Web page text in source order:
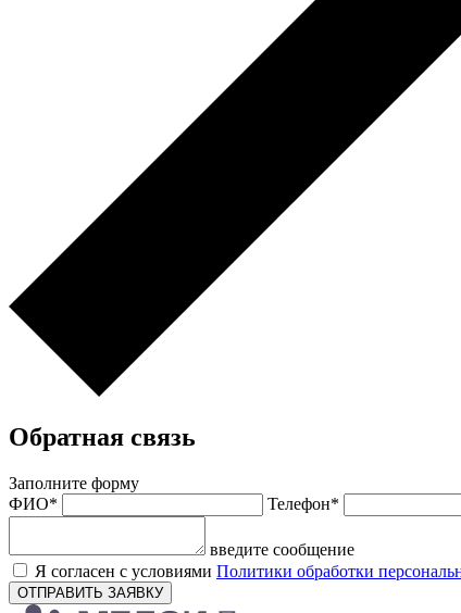
Обратная связь
Заполните форму
ФИО*
Телефон*
введите сообщение
Я согласен с условиями Политики обработки
ОТПРАВИТЬ ЗАЯВКУ